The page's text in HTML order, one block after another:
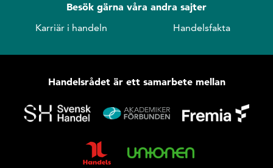
Besök gärna våra andra sajter
Karriär i handeln Handelsfakta
Handelsrådet är ett samarbete mellan